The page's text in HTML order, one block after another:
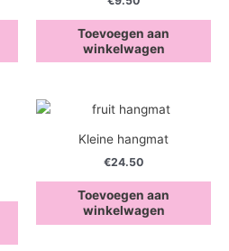
Toevoegen aan
winkelwagen
Kleine hangmat
€24.50
Toevoegen aan
winkelwagen